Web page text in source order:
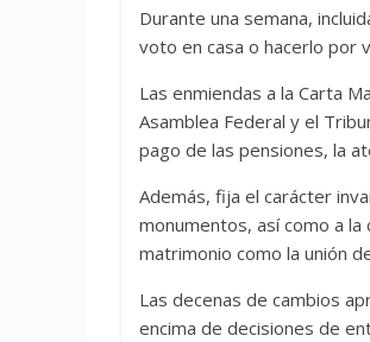
Durante una semana,
voto en casa o hacerlo por
Las enmiendas a la Carta
Asamblea Federal y el
pago de las pensiones, la
Además, fija el carácter
monumentos, así como a
matrimonio como la unión
Las decenas de cambios
encima de decisiones de